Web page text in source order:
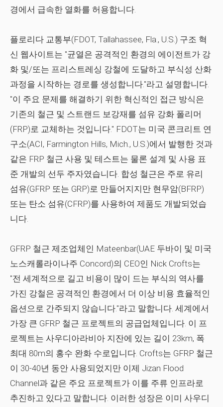
경에서 급속한 열화를 허용합니다.
플로리다 교통부(FDOT, Tallahassee, Fla., U.S.) 구조 혁
신 웹사이트는 "균열은 공격적인 환경의 에이전트가 강
화 및/또는 프리스트레싱 강철에 도달하고 부식성 산화
과정을 시작하는 경로를 생성합니다."라고 설명합니다.
"이 주요 문제를 해결하기 위한 혁신적인 접근 방식은
기존의 철근 및 스트랜드 보강재를 섬유 강화 폴리머
(FRP)로 교체하는 것입니다." FDOT는 미국 콘크리트 연
구소(ACI, Farmington Hills, Mich., U.S.)에서 발행한 것과
같은 FRP 철근 사용 및 테스트는 물론 설계 및 사용 표
준 개발의 선두 주자였습니다. 합성 철근은 주로 유리
섬유(GFRP 또는 GRP)로 만들어지지만 현무암(BFRP)
또는 탄소 섬유(CFRP)를 사용하여 제품도 개발되었습
니다.
GFRP 철근 제조업체인 Mateenbar(UAE 두바이 및 미국
노스캐롤라이나주 Concord)의 CEO인 Nick Crofts는
"전 세계적으로 길고 비용이 많이 드는 부식의 역사를
가진 강철은 공격적인 환경에서 더 이상 비용 효율적인
옵션으로 간주되지 않습니다."라고 말합니다. 세계에서
가장 큰 GFRP 철근 프로젝트의 공급업체입니다. 이 프
로젝트는 사우디아라비아 지잔에 있는 길이 23km, 폭
최대 80m의 홍수 완화 수로입니다. Crofts는 GFRP 철근
이 30-40년 동안 사용되었지만 이제 Jizan Flood
Channel과 같은 주요 프로젝트가 이를 주류 인프라로
추진하고 있다고 말합니다. 이러한 성장은 이미 사우디